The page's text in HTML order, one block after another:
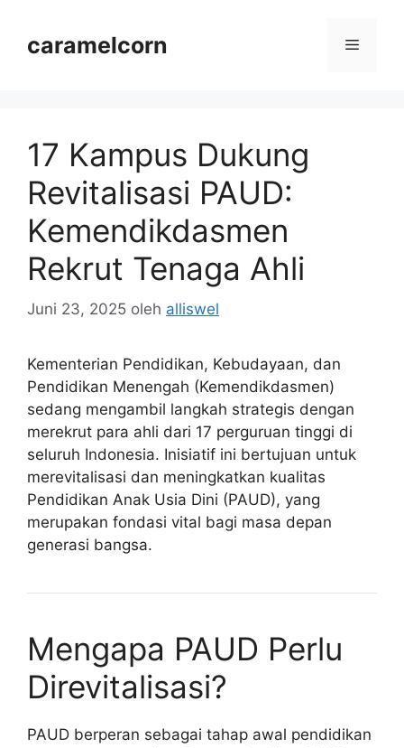
caramelcorn Menu
17 Kampus Dukung
Revitalisasi PAUD:
Kemendikdasmen
Rekrut Tenaga Ahli
Juni 23, 2025 oleh alliswel
Kementerian Pendidikan, Kebudayaan, dan
Pendidikan Menengah (Kemendikdasmen)
sedang mengambil langkah strategis dengan
merekrut para ahli dari 17 perguruan tinggi di
seluruh Indonesia. Inisiatif ini bertujuan untuk
merevitalisasi dan meningkatkan kualitas
Pendidikan Anak Usia Dini (PAUD), yang
merupakan fondasi vital bagi masa depan
generasi bangsa.
Mengapa PAUD Perlu
Direvitalisasi?
PAUD berperan sebagai tahap awal pendidikan